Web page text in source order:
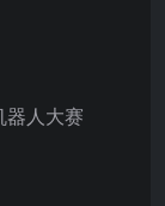
器人大赛